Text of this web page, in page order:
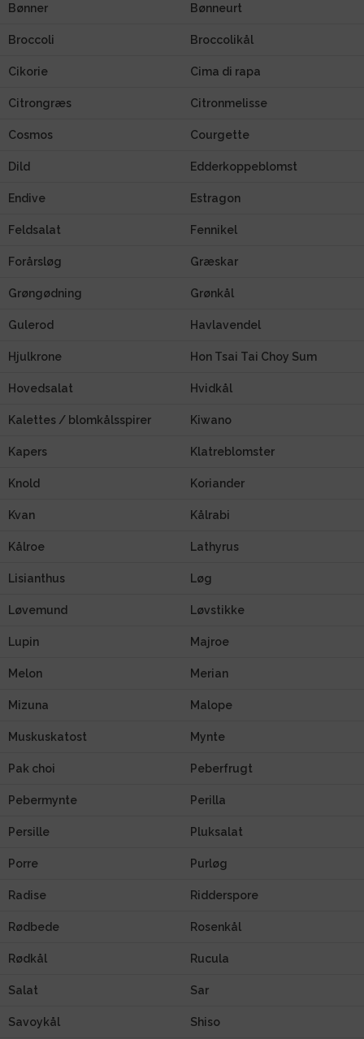
Bønner Bønneurt
Broccoli Broccolikål
Cikorie Cima di rapa
Citrongræs Citronmelisse
Cosmos Courgette
Dild Edderkoppeblomst
Endive Estragon
Feldsalat Fennikel
Forårsløg Græskar
Grøngødning Grønkål
Gulerod Havlavendel
Hjulkrone Hon Tsai Tai Choy Sum
Hovedsalat Hvidkål
Kalettes / blomkålsspirer Kiwano
Kapers Klatreblomster
Knold Koriander
Kvan Kålrabi
Kålroe Lathyrus
Lisianthus Løg
Løvemund Løvstikke
Lupin Majroe
Melon Merian
Mizuna Malope
Muskuskatost Mynte
Pak choi Peberfrugt
Pebermynte Perilla
Persille Pluksalat
Porre Purløg
Radise Ridderspore
Rødbede Rosenkål
Rødkål Rucula
Salat Sar
Savoykål Shiso